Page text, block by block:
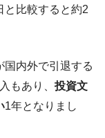
と比較すると約2
国内外で引退する
もあり、 投資文
1年となりまし